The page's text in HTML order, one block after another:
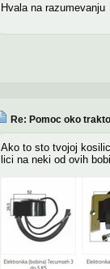
Hvala na razumevanju
Re: Pomoc oko
Ako to sto tvojoj
lici na neki od ovih